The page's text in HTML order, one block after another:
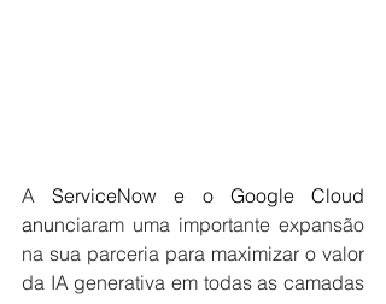
A ServiceNow e o Google Cloud
anunciaram uma importante expansão
na sua parceria para maximizar o valor
da IA generativa em todas as camadas